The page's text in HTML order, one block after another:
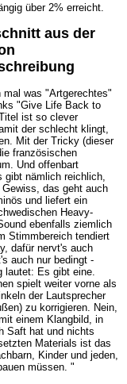
über 2% erreicht.
aus der
mal was "Artgerechtes"
"Give Life Back to
ist so clever
der schlecht klingt,
Mit der Tricky (dieser
französischen
Und offenbart
gibt nämlich reichlich,
das geht auch
und liefert ein
Heavy-
ebenfalls ziemlich
Stimmbereich tendiert
dafür nervt's auch
auch nur bedingt -
lautet: Es gibt eine.
spielt weiter vorne als
der Lautsprecher
zu korrigieren. Nein,
einem Klangbild, in
Saft hat und nichts
Materials ist das
Kinder und jeden,
müssen. "